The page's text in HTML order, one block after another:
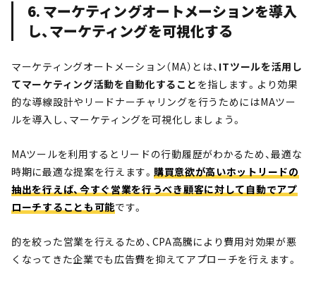
6. マーケティングオートメーションを導入
し、マーケティングを可視化する
マーケティングオートメーション（MA）とは、 ITツールを活用し
てマーケティング活動を自動化すること を指します。より効果
的な導線設計やリードナーチャリングを行うためにはMAツー
ルを導入し、マーケティングを可視化しましょう。
MAツールを利用するとリードの行動履歴がわかるため、最適な
時期に最適な提案を行えます。 購買意欲が高いホットリードの
抽出を行えば、今すぐ営業を行うべき顧客に対して自動でアプ
ローチすることも可能です。
的を絞った営業を行えるため、CPA高騰により費用対効果が悪
くなってきた企業でも広告費を抑えてアプローチを行えます。